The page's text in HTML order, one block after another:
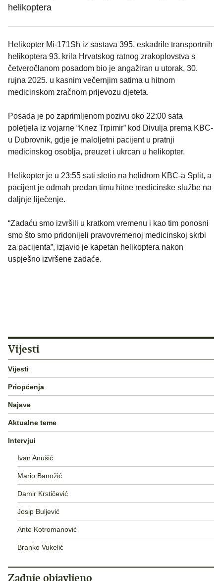
helikoptera
Helikopter Mi-171Sh iz sastava 395. eskadrile transportnih
helikoptera 93. krila Hrvatskog ratnog zrakoplovstva s
četveročlanom posadom bio je angažiran u utorak, 30.
rujna 2025. u kasnim večernjim satima u hitnom
medicinskom zračnom prijevozu djeteta.
Posada je po zaprimljenom pozivu oko 22:00 sata
poletjela iz vojarne “Knez Trpimir” kod Divulja prema KBC-
u Dubrovnik, gdje je maloljetni pacijent u pratnji
medicinskog osoblja, preuzet i ukrcan u helikopter.
Helikopter je u 23:55 sati sletio na helidrom KBC-a Split, a
pacijent je odmah predan timu hitne medicinske službe na
daljnje liječenje.
“Zadaću smo izvršili u kratkom vremenu i kao tim ponosni
smo što smo pridonijeli pravovremenoj medicinskoj skrbi
za pacijenta”, izjavio je kapetan helikoptera nakon
uspješno izvršene zadaće.
Vijesti
Vijesti
Priopćenja
Najave
Aktualne teme
Intervjui
Ivan Anušić
Mario Banožić
Damir Krstičević
Josip Buljević
Ante Kotromanović
Branko Vukelić
Zadnje objavljeno